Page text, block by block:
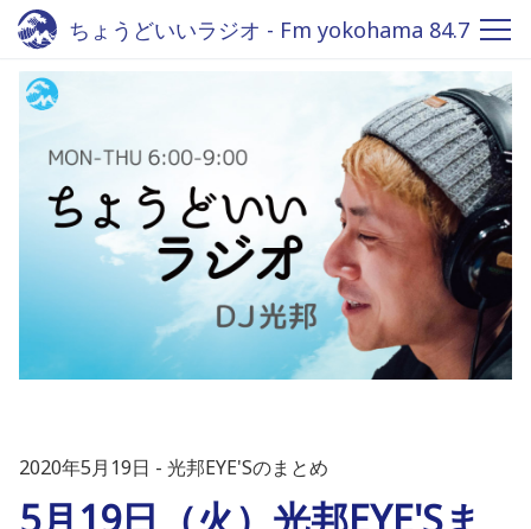
ちょうどいいラジオ - Fm yokohama 84.7
2020年5月19日 光邦EYE'Sのまとめ